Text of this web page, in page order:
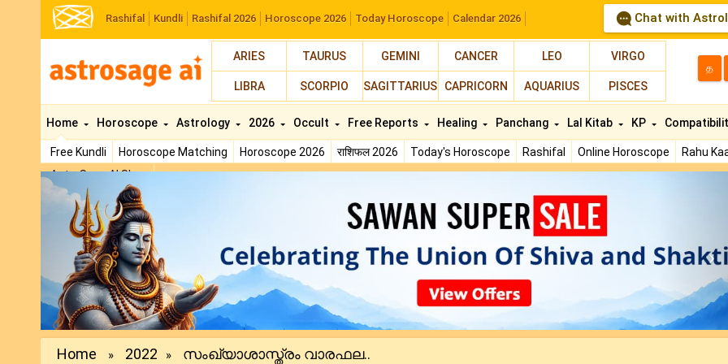
Rashifal Kundli Rashifal 2026 Horoscope 2026 Today Horoscope Calendar 2026 Chat with
ARIES TAURUS GEMINI CANCER LEO VIRGO
LIBRA SCORPIO SAGITTARIUS CAPRICORN AQUARIUS PISCES
த
Home
Free Kundli Horoscope Matching Horoscope 2026 राशिफल 2026 Today's Horoscope Rashifal Online Horoscope Rahu
AstroSage AI Shop
Horoscope Astrology 2026 Occult Free Reports Healing Panchang Lal Kitab KP
Previous
Home » 2022 » സംഖ്യാശാസ്ത്രം വാരഫല..